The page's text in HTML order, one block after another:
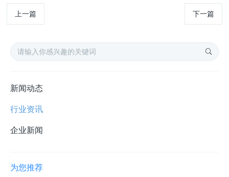
上一篇 下一篇
新闻动态
行业资讯
企业新闻
为您推荐